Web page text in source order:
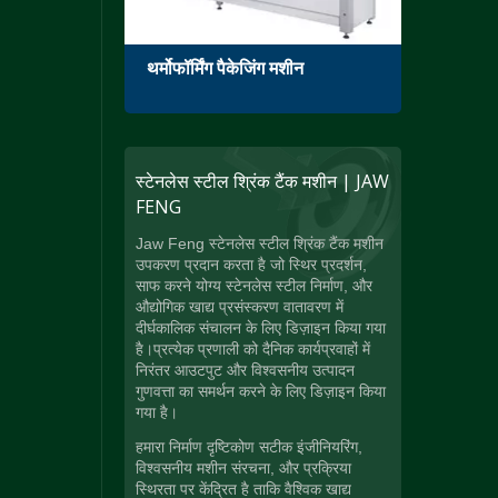
थर्मोफॉर्मिंग पैकेजिंग मशीन
स्टेनलेस स्टील श्रिंक टैंक मशीन | JAW
FENG
Jaw Feng स्टेनलेस स्टील श्रिंक टैंक मशीन
उपकरण प्रदान करता है जो स्थिर प्रदर्शन,
साफ करने योग्य स्टेनलेस स्टील निर्माण, और
औद्योगिक खाद्य प्रसंस्करण वातावरण में
दीर्घकालिक संचालन के लिए डिज़ाइन किया गया
है।प्रत्येक प्रणाली को दैनिक कार्यप्रवाहों में
निरंतर आउटपुट और विश्वसनीय उत्पादन
गुणवत्ता का समर्थन करने के लिए डिज़ाइन किया
गया है।
हमारा निर्माण दृष्टिकोण सटीक इंजीनियरिंग,
विश्वसनीय मशीन संरचना, और प्रक्रिया
स्थिरता पर केंद्रित है ताकि वैश्विक खाद्य